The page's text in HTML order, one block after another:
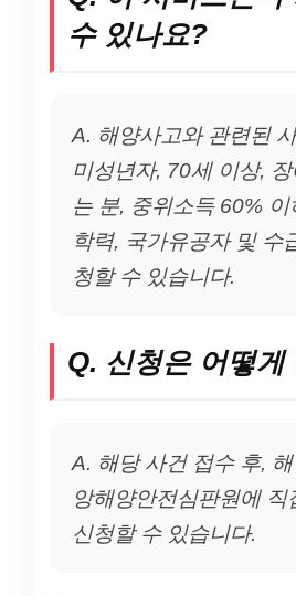
수 있나요?
A. 해양사고와 관련된
미성년자, 70세 이상,
는 분, 중위소득 60%
학력, 국가유공자 및 수
청할 수 있습니다.
Q. 신청은 어떻게
A. 해당 사건 접수 후,
앙해양안전심판원에 직
신청할 수 있습니다.